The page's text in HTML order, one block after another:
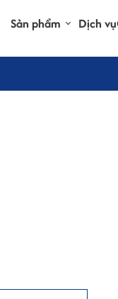
Sản phẩm Dịch vụ